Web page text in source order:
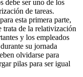
debe ser uno de los
de tareas.
para esta primera parte,
trata de la relativización
y los empleados
su jornada
olvidarse para
pilas para ser igual